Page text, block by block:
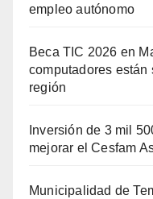
empleo autónomo
Beca TIC 2026 en
computadores están
región
Inversión de 3 mil
mejorar el Cesfam
Municipalidad de